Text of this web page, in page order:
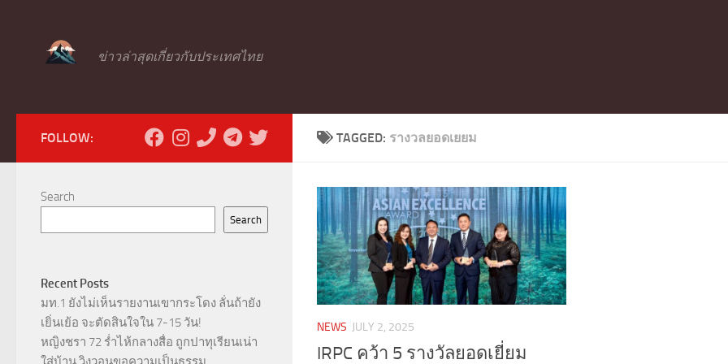
ข่าวล่าสุดเกี่ยวกับประเทศไทย
TAGGED: รางวลยอดเยยม
NEWS JULY 2, 2025
IRPC คว้า 5 รางวัลยอดเยี่ยม
FOLLOW:
Search
Search
Recent Posts
มท.1 ยังไม่เห็นรายงานเขากระโดง ลั่นถ้ายัง
เยิ่นเย้อ จะตัดสินใจใน 7-15 วัน!
หญิงชรา 72 ร่ำไห้กลางสื่อ ถูกปาทุเรียนเน่า